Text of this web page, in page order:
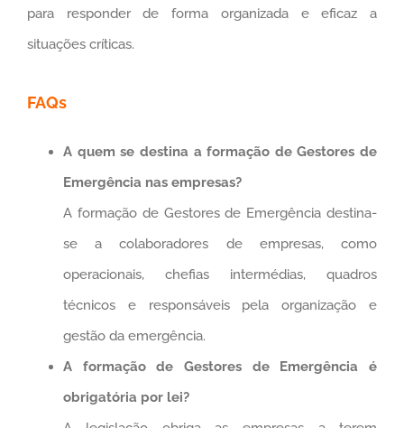
para responder de forma organizada e eficaz a
situações críticas.
FAQs
A quem se destina a formação de Gestores de
Emergência nas empresas?
A formação de Gestores de Emergência destina-
se a colaboradores de empresas, como
operacionais, chefias intermédias, quadros
técnicos e responsáveis pela organização e
gestão da emergência.
A formação de Gestores de Emergência é
obrigatória por lei?